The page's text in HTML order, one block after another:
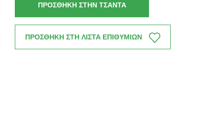
ΠΡΟΣΘΗΚΗ ΣΤΗΝ ΤΣΑΝΤΑ
ΠΡΟΣΘΗΚΗ ΣΤΗ ΛΙΣΤΑ ΕΠΙΘΥΜΙΩΝ